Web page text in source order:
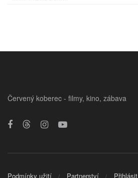
Červený koberec - filmy, kino, zábava
Podmínky užití Partnerství Přihlásit